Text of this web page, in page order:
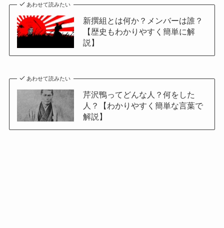
あわせて読みたい
新撰組とは何か？メンバーは誰？
【歴史もわかりやすく簡単に解
説】
あわせて読みたい
芹沢鴨ってどんな人？何をした
人？【わかりやすく簡単な言葉で
解説】